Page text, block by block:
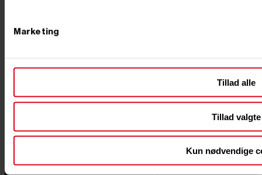
Marketing
Tillad alle
Tillad valgte
Kun nødvendige
budgettet. Køb din minigraver hos Primus Danmark Vi
lager og butik i Børkop, hvor du kan se maskinerne og
på hverdage før kl. 12.00, pakker og sender vi som
udgangspunkt samme dag, så du ikke skal vente på at
76 62 00 36 og få hjælp til at vælge den rigtige
maskine til din næste opgave. Ofte stillede spørgsmål
Hvad koster en minigraver? En minigraver kan
afhængigt af model, drivkraft og udstyr købes fra